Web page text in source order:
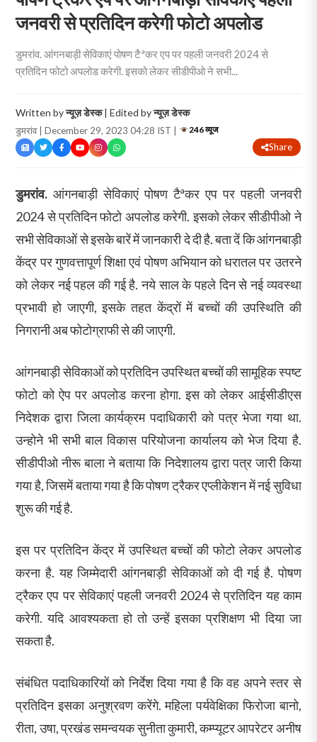
जनवरी से प्रतिदिन करेगी फोटो अपलोड
डुमरांव. आंगनबाड़ी सेविकाएं पोषण टैªकर एप पर पहली जनवरी 2024 से
प्रतिदिन फोटो अपलोड करेगी. इसको लेकर सीडीपीओ ने सभी...
Written byन्यूज़ डेस्क| Edited byन्यूज़ डेस्क
डुमरांव | December 29, 2023 04:28 IST | 246 व्यूज
Share
डुमरांव. आंगनबाड़ी सेविकाएं पोषण टैªकर एप पर पहली जनवरी
2024 से प्रतिदिन फोटो अपलोड करेगी. इसको लेकर सीडीपीओ ने
सभी सेविकाओं से इसके बारें में जानकारी दे दी है. बता दें कि आंगनबाड़ी
केंद्र पर गुणवत्तापूर्ण शिक्षा एवं पोषण अभियान को धरातल पर उतरने
को लेकर नई पहल की गई है. नये साल के पहले दिन से नई व्यवस्था
प्रभावी हो जाएगी, इसके तहत केंद्रों में बच्चों की उपस्थिति की
निगरानी अब फोटोग्राफी से की जाएगी.
आंगनबाड़ी सेविकाओं को प्रतिदिन उपस्थित बच्चों की सामूहिक स्पष्ट
फोटो को ऐप पर अपलोड करना होगा. इस को लेकर आईसीडीएस
निदेशक द्वारा जिला कार्यक्रम पदाधिकारी को पत्र भेजा गया था.
उन्होने भी सभी बाल विकास परियोजना कार्यालय को भेज दिया है.
सीडीपीओ नीरू बाला ने बताया कि निदेशालय द्वारा पत्र जारी किया
गया है, जिसमें बताया गया है कि पोषण ट्रैकर एप्लीकेशन में नई सुविधा
शुरू की गई है.
इस पर प्रतिदिन केंद्र में उपस्थित बच्चों की फोटो लेकर अपलोड
करना है. यह जिम्मेदारी आंगनबाड़ी सेविकाओं को दी गई है. पोषण
ट्रैकर एप पर सेविकाएं पहली जनवरी 2024 से प्रतिदिन यह काम
करेगी. यदि आवश्यकता हो तो उन्हें इसका प्रशिक्षण भी दिया जा
सकता है.
संबंधित पदाधिकारियों को निर्देश दिया गया है कि वह अपने स्तर से
प्रतिदिन इसका अनुश्रवण करेंगे. महिला पर्यवेक्षिका फिरोजा बानो,
रीता, उषा, प्रखंड समन्वयक सुनीता कुमारी, कम्प्यूटर आपरेटर अनीष